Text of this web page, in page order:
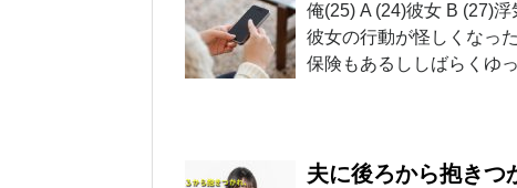
俺(25) A (24)彼女 B (27)
彼女の行動が怪しくなっ
保険もあるししばらくゆ
夫に後ろから抱き